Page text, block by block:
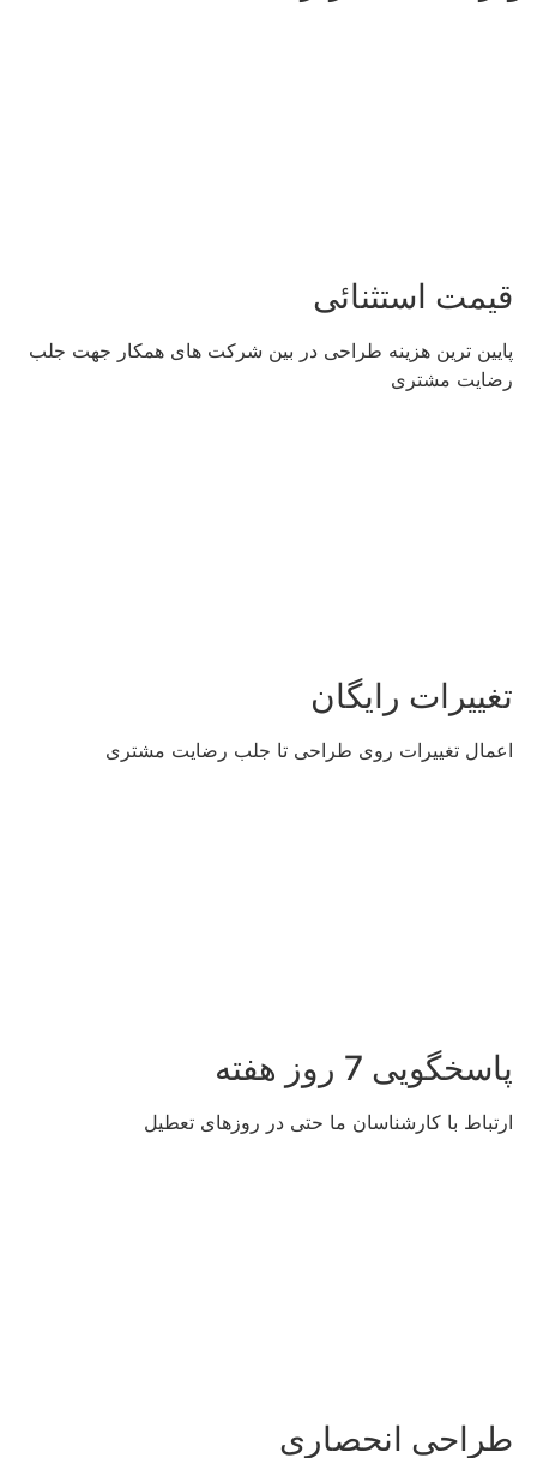
قیمت استثنائی
پایین ترین هزینه طراحی در بین شرکت های همکار جهت جلب
رضایت مشتری
تغییرات رایگان
اعمال تغییرات روی طراحی تا جلب رضایت مشتری
پاسخگویی 7 روز هفته
ارتباط با کارشناسان ما حتی در روزهای تعطیل
طراحی انحصاری